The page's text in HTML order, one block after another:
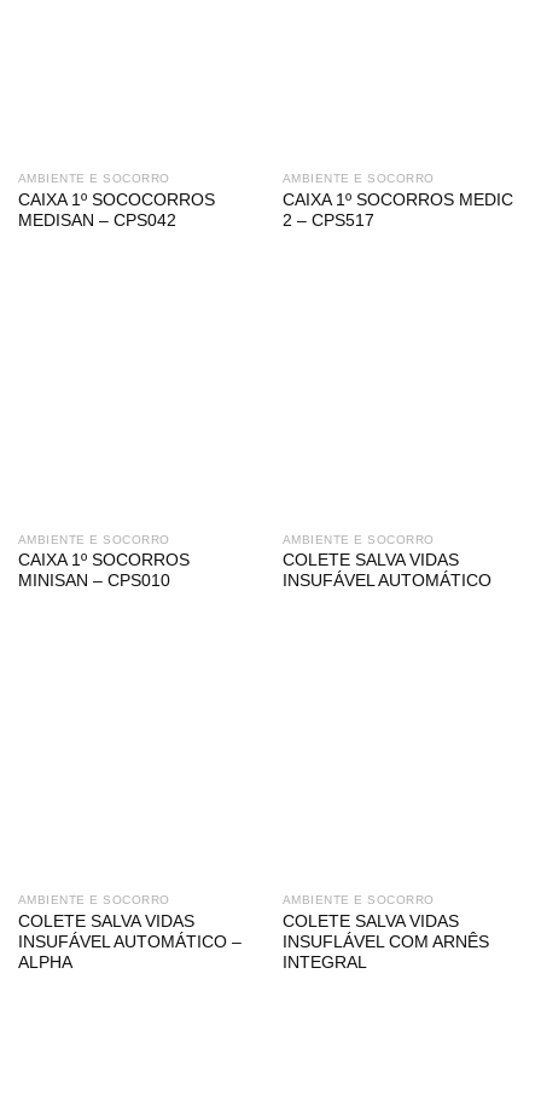
AMBIENTE E SOCORRO
CAIXA 1º SOCOCORROS
MEDISAN – CPS042
AMBIENTE E SOCORRO
CAIXA 1º SOCORROS MEDIC
2 – CPS517
AMBIENTE E SOCORRO
CAIXA 1º SOCORROS
MINISAN – CPS010
AMBIENTE E SOCORRO
COLETE SALVA VIDAS
INSUFÁVEL AUTOMÁTICO
AMBIENTE E SOCORRO
COLETE SALVA VIDAS
INSUFÁVEL AUTOMÁTICO –
ALPHA
AMBIENTE E SOCORRO
COLETE SALVA VIDAS
INSUFLÁVEL COM ARNÊS
INTEGRAL